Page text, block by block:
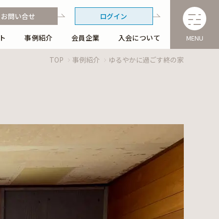
事例紹介 会員企業 入会について
お問い合せ ログイン
MENU
TOP 事例紹介 ゆるやかに過ごす終の家